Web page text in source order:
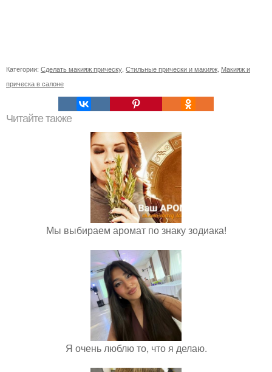
Категории: Сделать макияж прическу Стильные прически и макияж Макияж и
прическа в салоне
Читайте также
Мы выбираем аромат по знаку зодиака!
Я очень люблю то, что я делаю.